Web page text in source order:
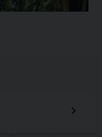
›